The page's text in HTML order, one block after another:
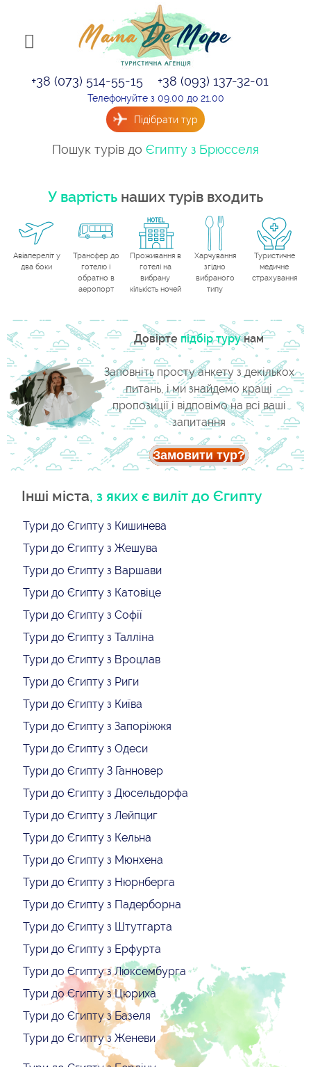
+38 (073) 514-55-15 +38 (093) 137-32-01
Телефонуйте з 09.00 до 21.00
Підібрати тур
Пошук турів до Єгипту з Брюсселя
У вартість наших турів входить
Авіапереліт у
два боки
Трансфер до
готелю і
обратно в
аеропорт
Проживання в
готелі на
вибрану
кількість ночей
Харчування
згідно
вибраного
типу
Туристичне
медичне
страхування
Довірте підбір турунам
Заповніть просту анкету з декількох
питань, і ми знайдемо кращі
пропозиції і відповімо на всі ваші
запитання
Замовити тур?
Інші міста, з яких є виліт до Єгипту
Тури до Єгипту з Кишинева
Тури до Єгипту з Жешува
Тури до Єгипту з Варшави
Тури до Єгипту з Катовіце
Тури до Єгипту з Софії
Тури до Єгипту з Талліна
Тури до Єгипту з Вроцлав
Тури до Єгипту з Риги
Тури до Єгипту з Київа
Тури до Єгипту з Запоріжжя
Тури до Єгипту з Одеси
Тури до Єгипту З Ганновер
Тури до Єгипту з Дюсельдорфа
Тури до Єгипту з Лейпциг
Тури до Єгипту з Кельна
Тури до Єгипту з Мюнхена
Тури до Єгипту з Нюрнберга
Тури до Єгипту з Падерборна
Тури до Єгипту з Штутгарта
Тури до Єгипту з Ерфурта
Тури до Єгипту з Люксембурга
Тури до Єгипту з Цюриха
Тури до Єгипту з Базеля
Тури до Єгипту з Женеви